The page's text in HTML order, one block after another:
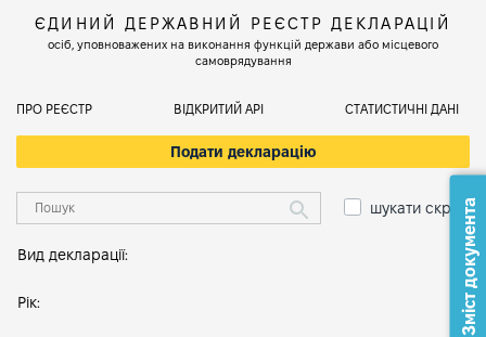
ЄДИНИЙ ДЕРЖАВНИЙ РЕЄСТР ДЕКЛАРАЦІЙ
осіб, уповноважених на виконання функцій держави або місцевого
самоврядування
ПРО РЕЄСТР ВІДКРИТИЙ АРІ СТАТИСТИЧНІ ДАНІ
Подати декларацію
шукати скрізь
Вид декларації:
Рік: Зміст документа